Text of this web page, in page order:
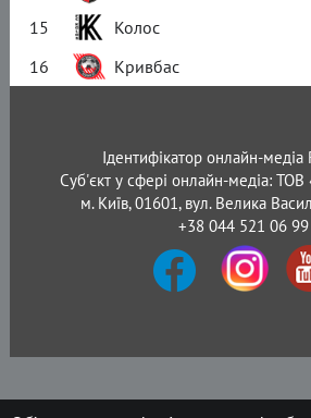
15
Колос
16
Кривбас
Ідентифікатор онлайн-
Суб'єкт у сфері онлайн-медіа:
м. Київ, 01601, вул. Велика
+38 044 521 06 99